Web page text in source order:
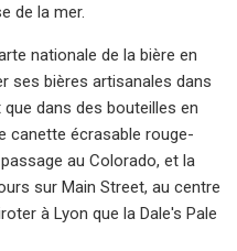
de la mer.
nationale de la bière en
ses bières artisanales dans
dans des bouteilles en
canette écrasable rouge-
au Colorado, et la
sur Main Street, au centre
à Lyon que la Dale's Pale